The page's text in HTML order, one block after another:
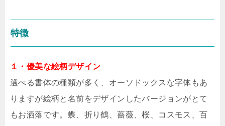
特徴
１・優美な絵柄デザイン
選べる書体の種類が多く、オーソドックスな字体もあ
りますが絵柄と名前をデザインしたバージョンがとて
もお洒落です。蝶、折り鶴、薔薇、桜、コスモス、百